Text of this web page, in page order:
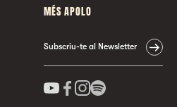
MÉS APOLO
Subscriu-te al Newsletter